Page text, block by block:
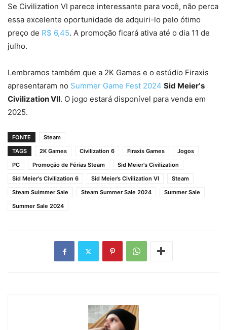
Se Civilization VI parece interessante para você, não perca
essa excelente oportunidade de adquiri-lo pelo ótimo
preço de R$ 6,45. A promoção ficará ativa até o dia 11 de
julho.
Lembramos também que a 2K Games e o estúdio Firaxis
apresentaram no Summer Game Fest 2024 Sid Meierʼs
Civilization VII. O jogo estará disponível para venda em
2025.
FONTE
Steam
TAGS
2K Games Civilization 6 Firaxis Games
Jogos
PC
Promoção de Férias Steam
Sid Meier's Civilization
Sid Meier's Civilization 6
Sid Meier’s Civilization VI
Steam
Steam Suimmer Sale
Steam Summer Sale 2024
Summer Sale
Summer Sale 2024